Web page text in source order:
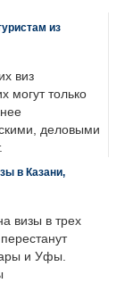
из
виз
могут только
деловыми
в Казани,
визы в трех
и Уфы.